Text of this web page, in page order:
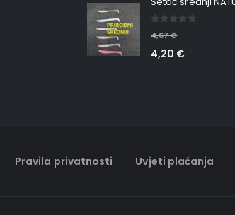
4,67€
4,20 €
Pravila privatnosti Uvjeti plaćanja